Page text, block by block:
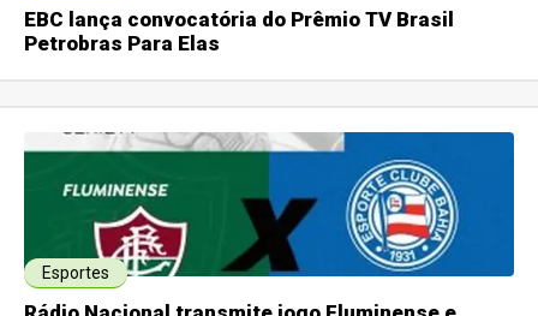
EBC lança convocatória do Prêmio TV Brasil
Petrobras Para Elas
Esportes